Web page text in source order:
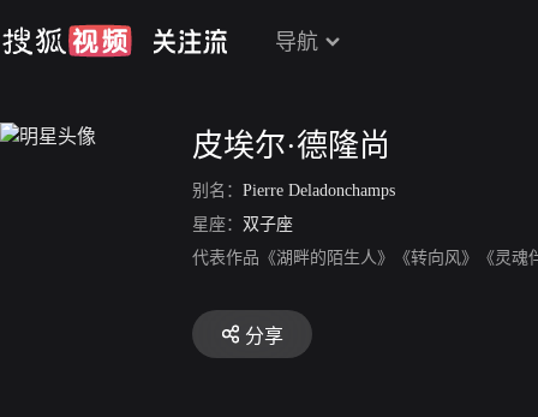
导航
皮埃尔·德隆尚
别名： Pierre Deladonchamps
星座： 双子座
代表作品《湖畔的陌生人》《转向风》《灵魂
分享